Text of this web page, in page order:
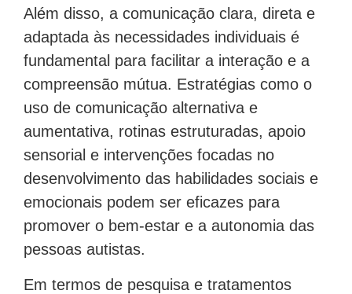
Além disso, a comunicação clara, direta e
adaptada às necessidades individuais é
fundamental para facilitar a interação e a
compreensão mútua. Estratégias como o
uso de comunicação alternativa e
aumentativa, rotinas estruturadas, apoio
sensorial e intervenções focadas no
desenvolvimento das habilidades sociais e
emocionais podem ser eficazes para
promover o bem-estar e a autonomia das
pessoas autistas.
Em termos de pesquisa e tratamentos